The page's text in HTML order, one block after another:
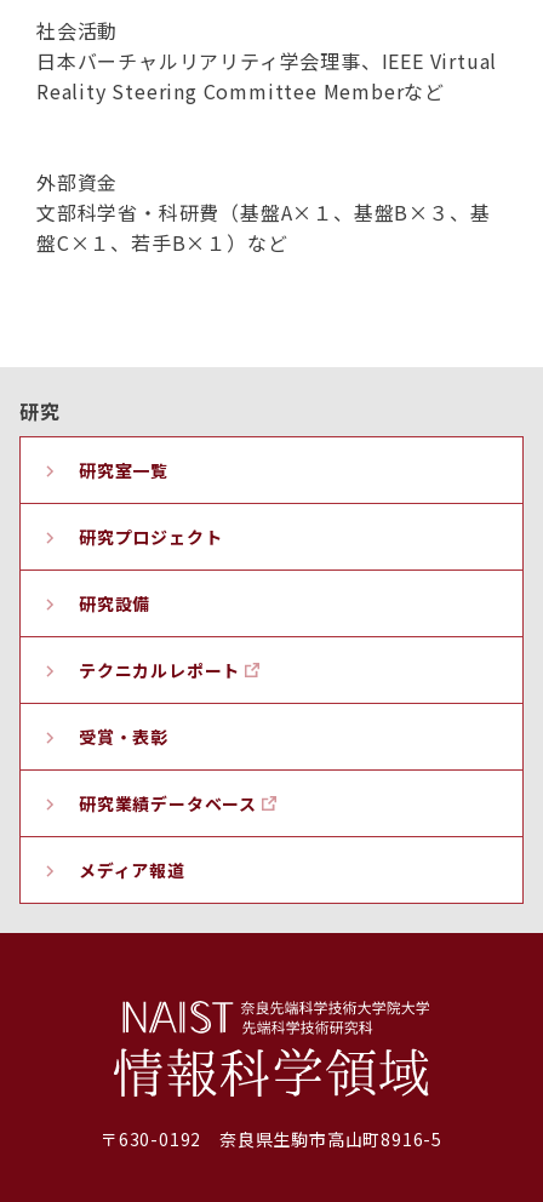
社会活動
日本バーチャルリアリティ学会理事、IEEE Virtual
Reality Steering Committee Memberなど
外部資金
文部科学省・科研費（基盤A×１、基盤B×３、基
盤C×１、若手B×１）など
研究
研究室一覧
研究プロジェクト
研究設備
テクニカルレポート
受賞・表彰
研究業績データベース
メディア報道
〒630-0192 奈良県生駒市高山町8916-5